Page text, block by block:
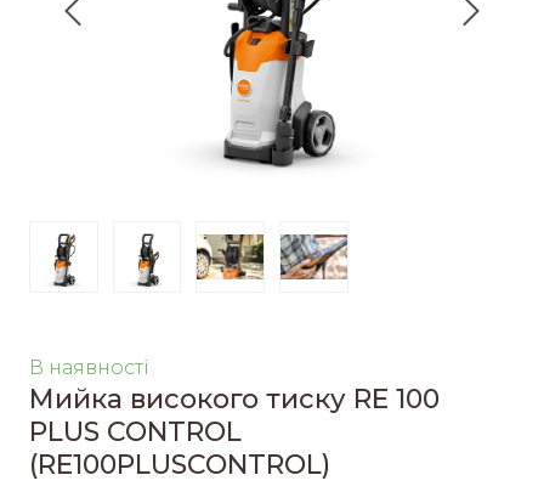
В наявності
Мийка високого тиску RE 100
PLUS CONTROL
(RE100PLUSCONTROL)